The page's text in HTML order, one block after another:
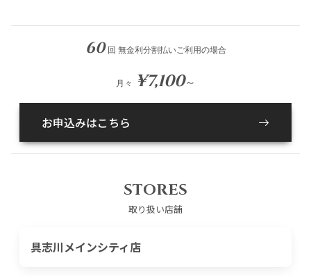
60 回 無金利分割払いご利用の場合
月々 ¥7,100～
お申込みはこちら
STORES
取り扱い店舗
具志川メインシティ店